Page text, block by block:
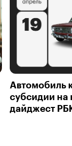
Автомобиль
субсидии на
дайджест